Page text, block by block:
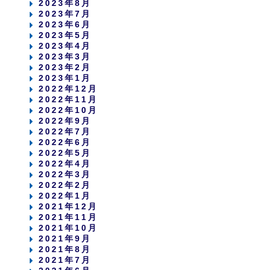
2023年8月
2023年7月
2023年6月
2023年5月
2023年4月
2023年3月
2023年2月
2023年1月
2022年12月
2022年11月
2022年10月
2022年9月
2022年7月
2022年6月
2022年5月
2022年4月
2022年3月
2022年2月
2022年1月
2021年12月
2021年11月
2021年10月
2021年9月
2021年8月
2021年7月